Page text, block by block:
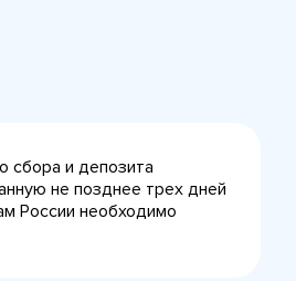
сбора и депозита
не позднее трех дней
России необходимо